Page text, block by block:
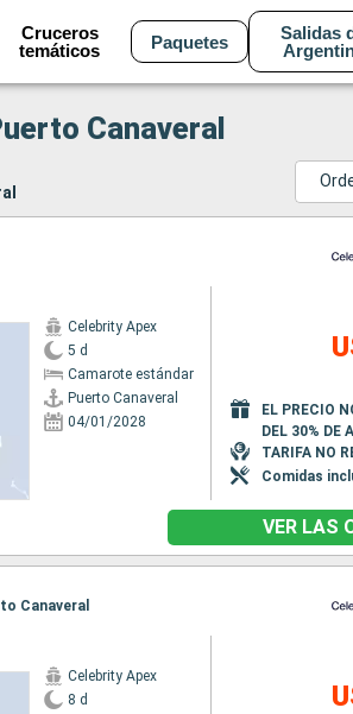
Cruceros
temáticos
Paquetes
Salidas
Canaveral
Celebrity Apex
5 d
Camarote estándar
Puerto Canaveral
04/01/2028
EL PRECIO
DEL 30% DE
TARIFA NO
Comidas
VER LAS
Canaveral
Celebrity Apex
8 d